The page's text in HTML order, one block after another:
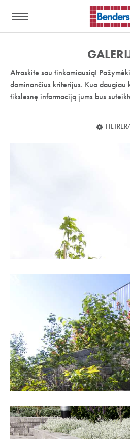
nuoroda:
Atraskite sau tinkamiausią!
dominančius kriterijus. Kuo
tikslesnę informaciją jums bus